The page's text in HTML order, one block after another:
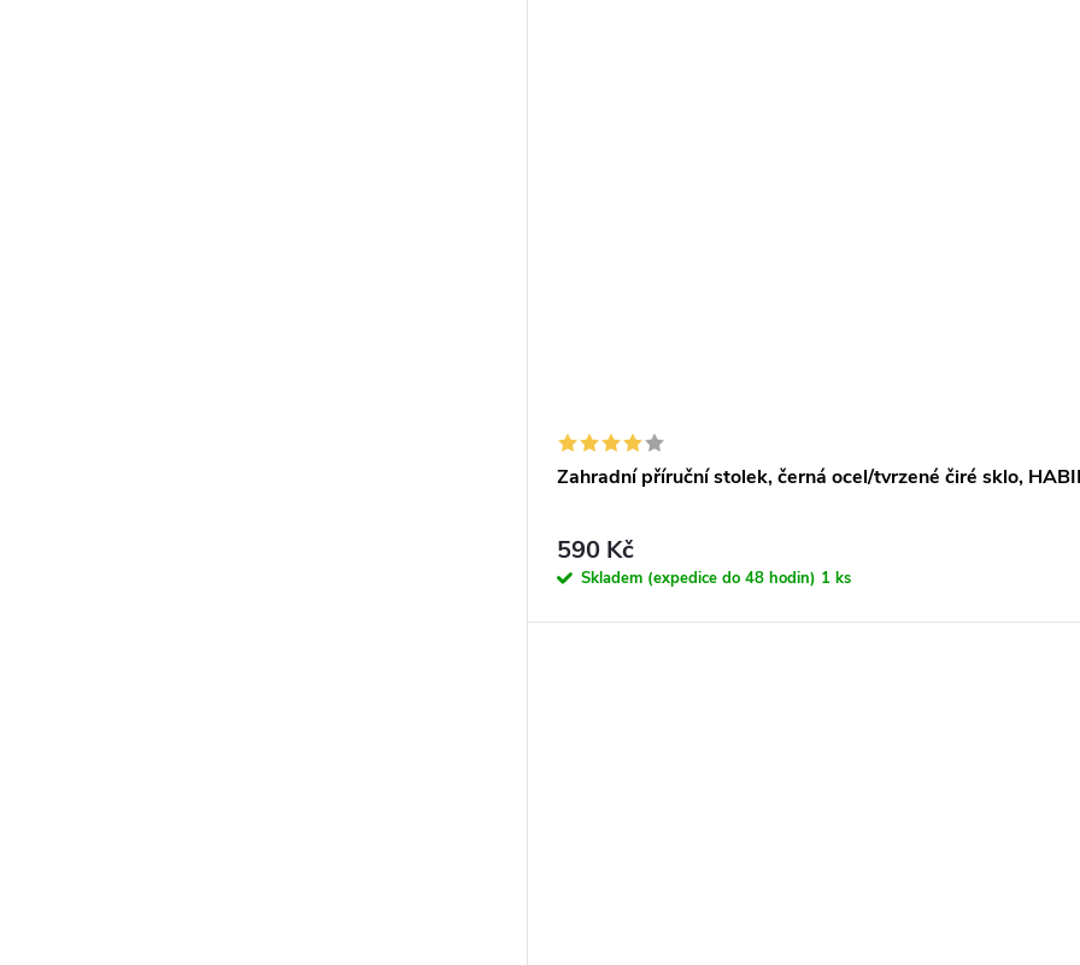
Zahradní příruční stolek, černá ocel/tvrzené čiré sklo,
590 Kč
Skladem (expedice do 48 hodin) 1 ks